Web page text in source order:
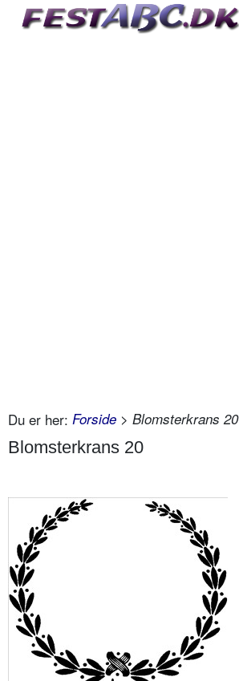
Du er her: Forside > Blomsterkrans 20
Blomsterkrans 20